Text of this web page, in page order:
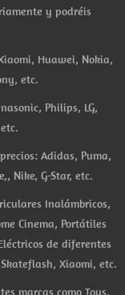
y podréis
Huawei, Nokia,
etc.
Philips, LG,
Adidas, Puma,
Nike, G-Star, etc.
Inalámbricos,
Cinema, Portátiles
de diferentes
Skateflash, Xiaomi, etc.
marcas como Tous,